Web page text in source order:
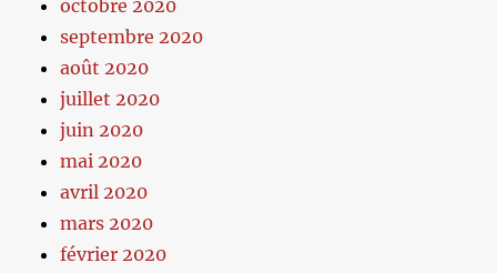
octobre 2020
septembre 2020
août 2020
juillet 2020
juin 2020
mai 2020
avril 2020
mars 2020
février 2020